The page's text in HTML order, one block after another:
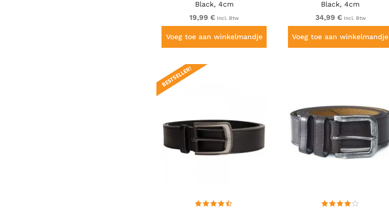
Black, 4cm
19,99 € Incl. Btw
Voeg toe aan winkelmandje
Black, 4cm
34,99 € Incl. Btw
Voeg toe aan winkelmandje
BESTSELLER!